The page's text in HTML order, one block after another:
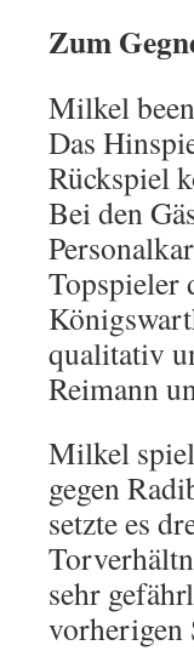
Zum
Milkel
Das
Rückspiel
Bei den
Topspieler
qualitativ
Reimann
Milkel
gegen
setzte es
sehr
vorherigen